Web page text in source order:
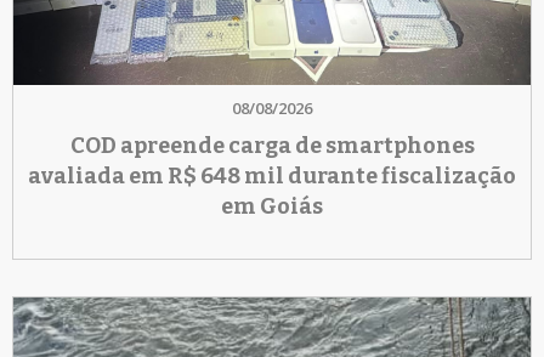
08/08/2026
COD apreende carga de smartphones
avaliada em R$ 648 mil durante fiscalização
em Goiás